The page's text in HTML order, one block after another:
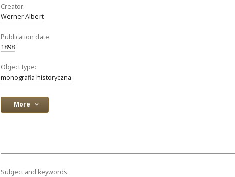
Creator:
Werner Albert
Publication date:
1898
Object type:
monografia historyczna
More
Subject and keywords: